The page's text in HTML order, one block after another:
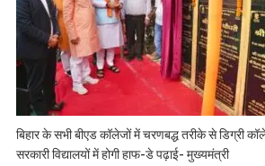
बिहार के सभी बीएड कॉलेजों में चरणबद्ध तरीके से डिग्री
सरकारी विद्यालयों में होगी हाफ-डे पढ़ाई- मुख्यमंत्री